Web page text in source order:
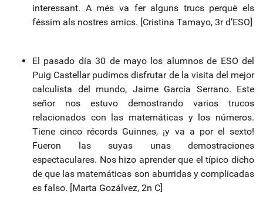
interessant. A més va fer alguns trucs perquè els
féssim als nostres amics. [Cristina Tamayo, 3r d’ESO]
El pasado día 30 de mayo los alumnos de ESO del
Puig Castellar pudimos disfrutar de la visita del mejor
calculista del mundo, Jaime García Serrano. Este
señor nos estuvo demostrando varios trucos
relacionados con las matemáticas y los números.
Tiene cinco récords Guinnes, ¡y va a por el sexto!
Fueron las suyas unas demostraciones
espectaculares. Nos hizo aprender que el típico dicho
de que las matemáticas son aburridas y complicadas
es falso. [Marta Gozálvez, 2n C]